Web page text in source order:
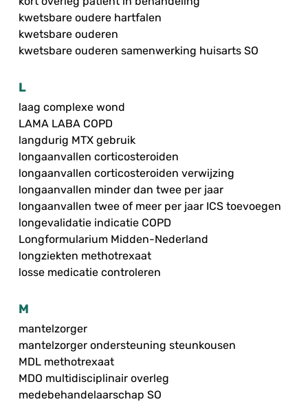
kwetsbare oudere hartfalen
kwetsbare ouderen
kwetsbare ouderen samenwerking huisarts SO
L
laag complexe wond
LAMA LABA COPD
langdurig MTX gebruik
longaanvallen corticosteroiden
longaanvallen corticosteroiden verwijzing
longaanvallen minder dan twee per jaar
longaanvallen twee of meer per jaar ICS toevoegen
longevalidatie indicatie COPD
Longformularium Midden-Nederland
longziekten methotrexaat
losse medicatie controleren
M
mantelzorger
mantelzorger ondersteuning steunkousen
MDL methotrexaat
MDO multidisciplinair overleg
medebehandelaarschap SO